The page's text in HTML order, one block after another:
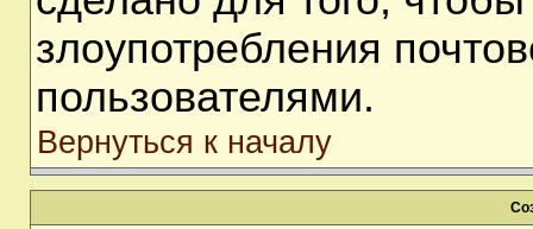
злоупотребления
пользователями.
Вернуться к началу